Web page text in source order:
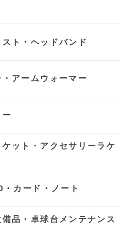
ト・ヘッドバンド
アームウォーマー
ット・アクセサリーラケ
・カード・ノート
品・卓球台メンテナンス